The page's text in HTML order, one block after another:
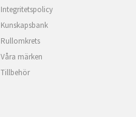
Integritetspolicy
Kunskapsbank
Rullomkrets
Våra märken
Tillbehör